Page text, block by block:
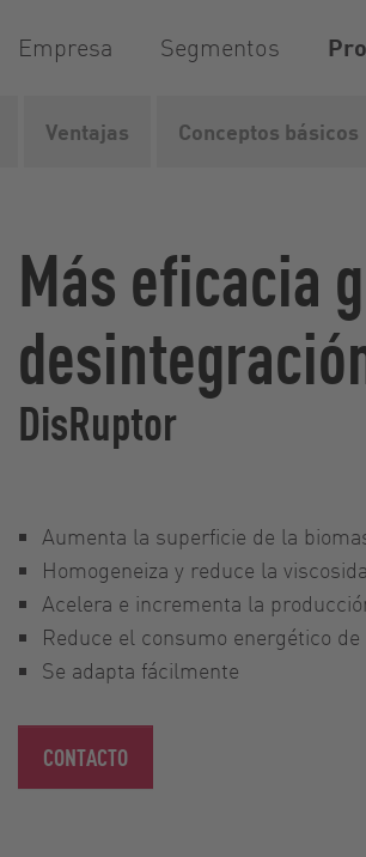
Empresa Segmentos
Vogelsang Productos Tecnología
Más eficacia
DisRuptor
Aumenta la superficie de la
Homogeneiza y reduce la
Acelera e incrementa la
Reduce el consumo energético
Se adapta fácilmente
CONTACTO
Ventajas Conceptos básicos